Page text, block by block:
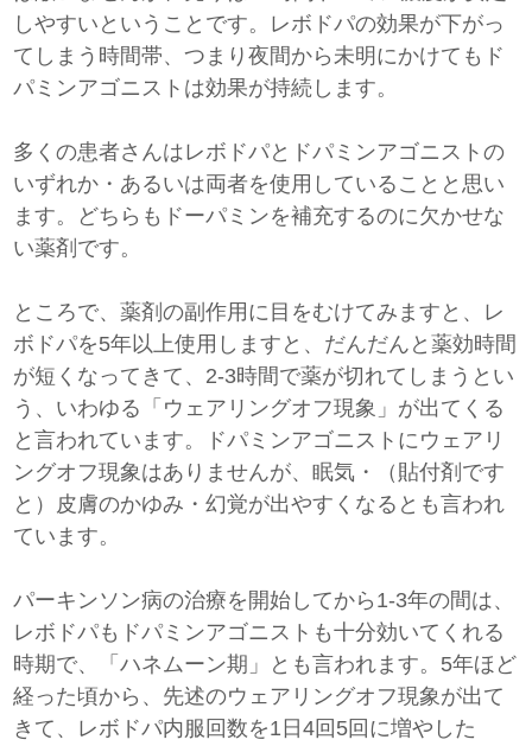
しやすいということです。レボドパの効果が下がっ
てしまう時間帯、つまり夜間から未明にかけてもド
パミンアゴニストは効果が持続します。
多くの患者さんはレボドパとドパミンアゴニストの
いずれか・あるいは両者を使用していることと思い
ます。どちらもドーパミンを補充するのに欠かせな
い薬剤です。
ところで、薬剤の副作用に目をむけてみますと、レ
ボドパを5年以上使用しますと、だんだんと薬効時間
が短くなってきて、2-3時間で薬が切れてしまうとい
う、いわゆる「ウェアリングオフ現象」が出てくる
と言われています。ドパミンアゴニストにウェアリ
ングオフ現象はありませんが、眠気・（貼付剤です
と）皮膚のかゆみ・幻覚が出やすくなるとも言われ
ています。
パーキンソン病の治療を開始してから1-3年の間は、
レボドパもドパミンアゴニストも十分効いてくれる
時期で、「ハネムーン期」とも言われます。5年ほど
経った頃から、先述のウェアリングオフ現象が出て
きて、レボドパ内服回数を1日4回5回に増やした